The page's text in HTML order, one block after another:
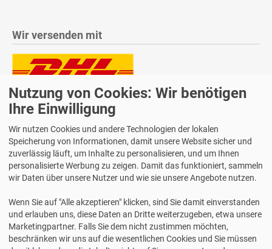
Wir versenden mit
Lieferung auch an Packstationen und Postfilialen
Samstagszustellung
Bequeme Zahlung über Paypal
2 Jahre Gewährleistung
Alle Texte, Grafiken, Bilder und das Layout sind urheberrechtlich
Nutzung von Cookies: Wir benötigen
Ihre Einwilligung
Wir nutzen Cookies und andere Technologien der lokalen
Speicherung von Informationen, damit unsere Website sicher und
zuverlässig läuft, um Inhalte zu personalisieren, und um Ihnen
personalisierte Werbung zu zeigen. Damit das funktioniert, sammeln
wir Daten über unsere Nutzer und wie sie unsere Angebote nutzen.
Wenn Sie auf "Alle akzeptieren" klicken, sind Sie damit einverstanden
und erlauben uns, diese Daten an Dritte weiterzugeben, etwa unsere
Marketingpartner. Falls Sie dem nicht zustimmen möchten,
beschränken wir uns auf die wesentlichen Cookies und Sie müssen